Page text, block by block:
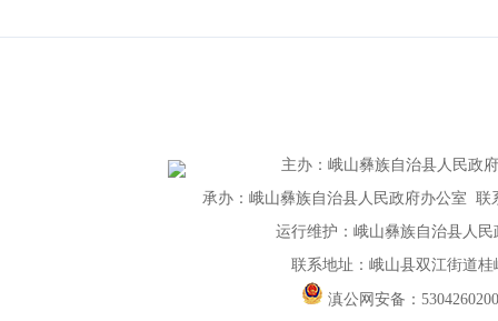
主办： 峨山彝族自治县人民政
承办：峨山彝族自治县人民政府办公室 联
运行维护：峨山彝族自治县人民
联系地址：峨山县双江街道桂
滇公网安备：